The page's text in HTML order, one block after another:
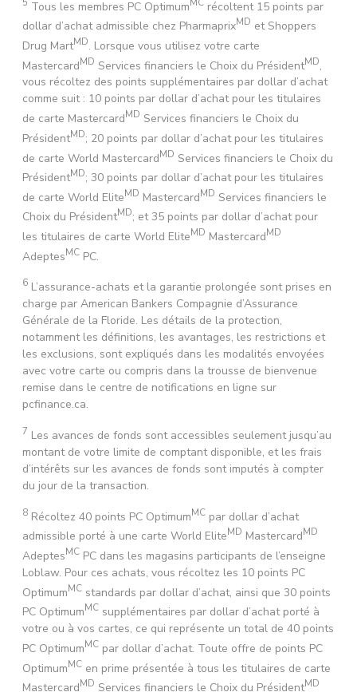
Tous les membres PC Optimum
récoltent 15 points par
dollar d’achat admissible chez PharmaprixMD et Shoppers
Drug MartMD. Lorsque vous utilisez votre carte
MastercardMD Services financiers le Choix du PrésidentMD,
vous récoltez des points supplémentaires par dollar d’achat
comme suit : 10 points par dollar d’achat pour les titulaires
de carte MastercardMD Services financiers le Choix du
PrésidentMD; 20 points par dollar d’achat pour les titulaires
de carte World MastercardMD Services financiers le Choix du
PrésidentMD; 30 points par dollar d’achat pour les titulaires
de carte World EliteMD MastercardMD Services financiers le
Choix du PrésidentMD; et 35 points par dollar d’achat pour
les titulaires de carte World EliteMD MastercardMD
AdeptesMC PC.
6 L’assurance-achats et la garantie prolongée sont prises en
charge par American Bankers Compagnie d’Assurance
Générale de la Floride. Les détails de la protection,
notamment les définitions, les avantages, les restrictions et
les exclusions, sont expliqués dans les modalités envoyées
avec votre carte ou compris dans la trousse de bienvenue
remise dans le centre de notifications en ligne sur
pcfinance.ca.
7 Les avances de fonds sont accessibles seulement jusqu’au
montant de votre limite de comptant disponible, et les frais
d’intérêts sur les avances de fonds sont imputés à compter
du jour de la transaction.
8 Récoltez 40 points PC OptimumMC par dollar d’achat
admissible porté à une carte World EliteMD MastercardMD
AdeptesMC PC dans les magasins participants de l’enseigne
Loblaw. Pour ces achats, vous récoltez les 10 points PC
OptimumMC standards par dollar d’achat, ainsi que 30 points
PC OptimumMC supplémentaires par dollar d’achat porté à
votre ou à vos cartes, ce qui représente un total de 40 points
PC OptimumMC par dollar d’achat. Toute offre de points PC
OptimumMC en prime présentée à tous les titulaires de carte
MastercardMD Services financiers le Choix du PrésidentMD